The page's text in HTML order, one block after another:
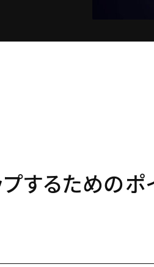
するためのポ